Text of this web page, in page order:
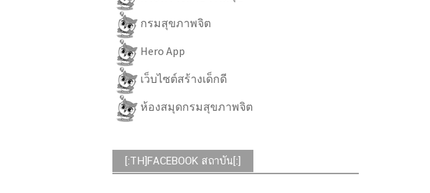
กรมสุขภาพจิต
Hero App
เว็บไซต์สร้างเด็กดี
ห้องสมุดกรมสุขภาพจิต
[:TH]FACEBOOK สถาบัน[:]